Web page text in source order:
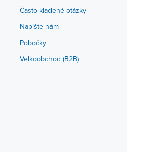
Často kladené otázky
Napište nám
Pobočky
Velkoobchod (B2B)